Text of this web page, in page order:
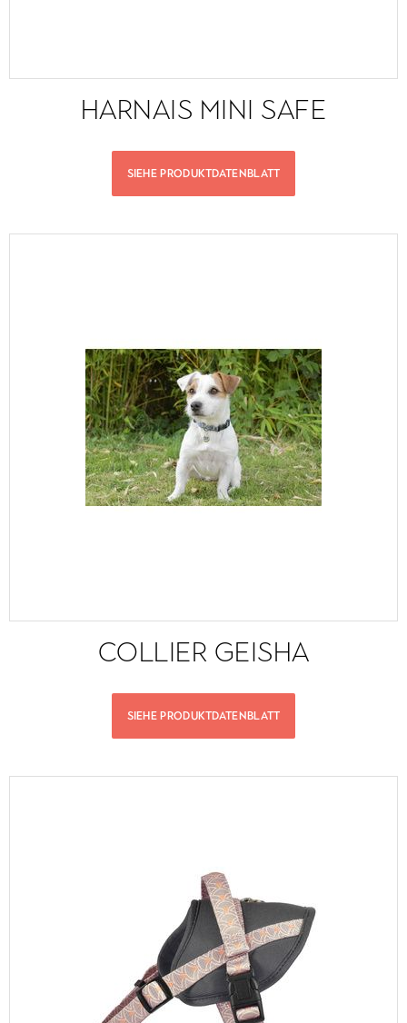
HARNAIS MINI SAFE
SIEHE PRODUKTDATENBLATT
COLLIER GEISHA
SIEHE PRODUKTDATENBLATT